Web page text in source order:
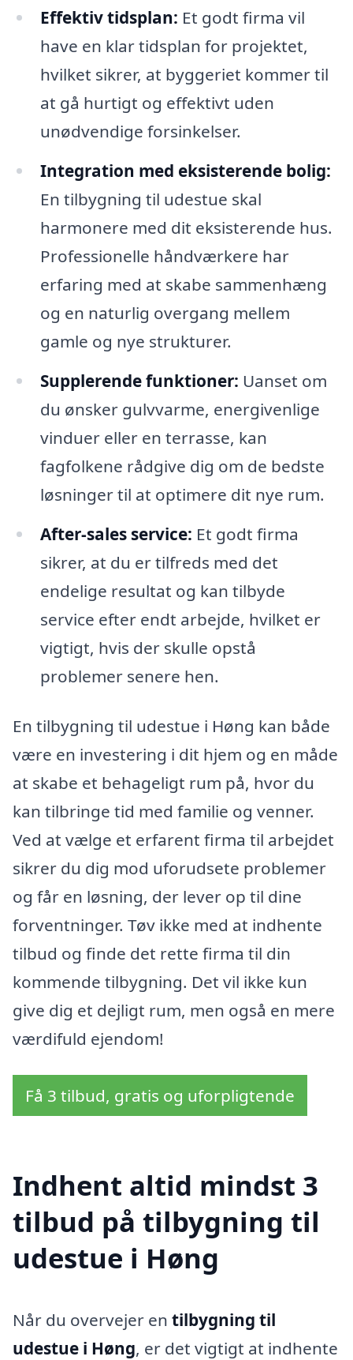
Effektiv tidsplan: Et godt firma vil
have en klar tidsplan for projektet,
hvilket sikrer, at byggeriet kommer til
at gå hurtigt og effektivt uden
unødvendige forsinkelser.
Integration med eksisterende bolig:
En tilbygning til udestue skal
harmonere med dit eksisterende hus.
Professionelle håndværkere har
erfaring med at skabe sammenhæng
og en naturlig overgang mellem
gamle og nye strukturer.
Supplerende funktioner: Uanset om
du ønsker gulvvarme, energivenlige
vinduer eller en terrasse, kan
fagfolkene rådgive dig om de bedste
løsninger til at optimere dit nye rum.
After-sales service: Et godt firma
sikrer, at du er tilfreds med det
endelige resultat og kan tilbyde
service efter endt arbejde, hvilket er
vigtigt, hvis der skulle opstå
problemer senere hen.
En tilbygning til udestue i Høng kan både
være en investering i dit hjem og en måde
at skabe et behageligt rum på, hvor du
kan tilbringe tid med familie og venner.
Ved at vælge et erfarent firma til arbejdet
sikrer du dig mod uforudsete problemer
og får en løsning, der lever op til dine
forventninger. Tøv ikke med at indhente
tilbud og finde det rette firma til din
kommende tilbygning. Det vil ikke kun
give dig et dejligt rum, men også en mere
værdifuld ejendom!
Få 3 tilbud, gratis og uforpligtende
Indhent altid mindst 3
tilbud på tilbygning til
udestue i Høng
Når du overvejer en tilbygning til
udestue i Høng, er det vigtigt at indhente